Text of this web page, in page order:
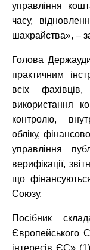
управління
часу,
шахрайства», –
Голова
практичним
всіх
використання
контролю,
обліку,
управління
верифікації,
що
Союзу.
Посібник
Європейського
інтересів ЄС»